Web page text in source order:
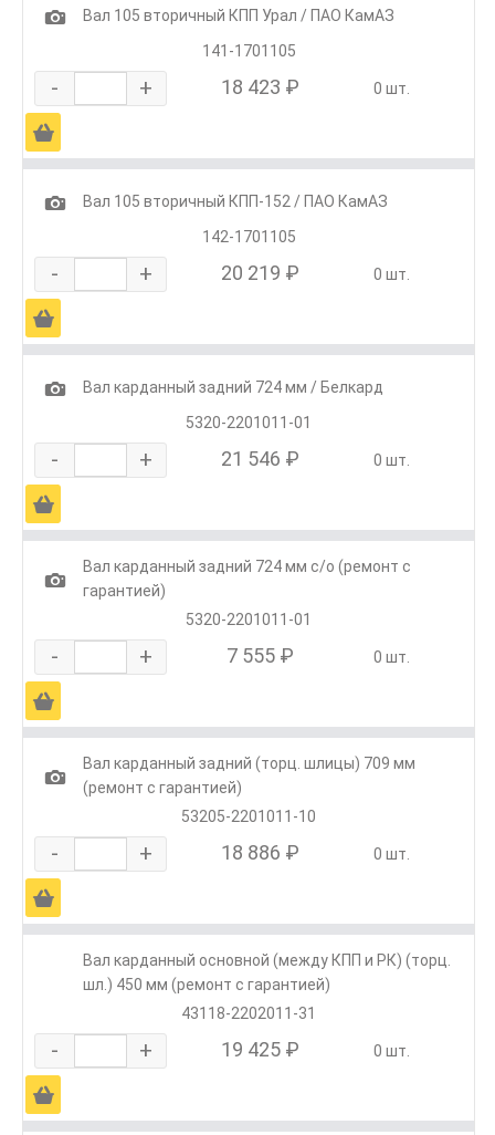
1
Вал 105 вторичный КПП Урал / ПАО КамАЗ
141-1701105
- + 18 423 ₽ 0 шт.
Ä
1
Вал 105 вторичный КПП-152 / ПАО КамАЗ
142-1701105
- + 20 219 ₽ 0 шт.
Ä
1
Вал карданный задний 724 мм / Белкард
5320-2201011-01
- + 21 546 ₽ 0 шт.
Ä
1
Вал карданный задний 724 мм с/о (ремонт с
гарантией)
5320-2201011-01
- + 7 555 ₽ 0 шт.
Ä
1
Вал карданный задний (торц. шлицы) 709 мм
(ремонт с гарантией)
53205-2201011-10
- + 18 886 ₽ 0 шт.
Ä
Вал карданный основной (между КПП и РК) (торц.
шл.) 450 мм (ремонт с гарантией)
43118-2202011-31
- + 19 425 ₽ 0 шт.
Ä